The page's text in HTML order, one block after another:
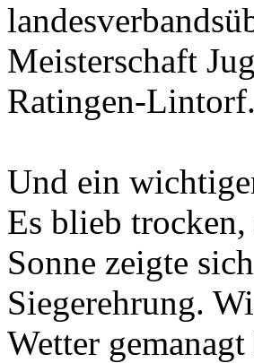
Meisterschaft
Ratingen-Lintorf.
Und ein
Es blieb
Sonne zeigte
Siegerehrung.
Wetter